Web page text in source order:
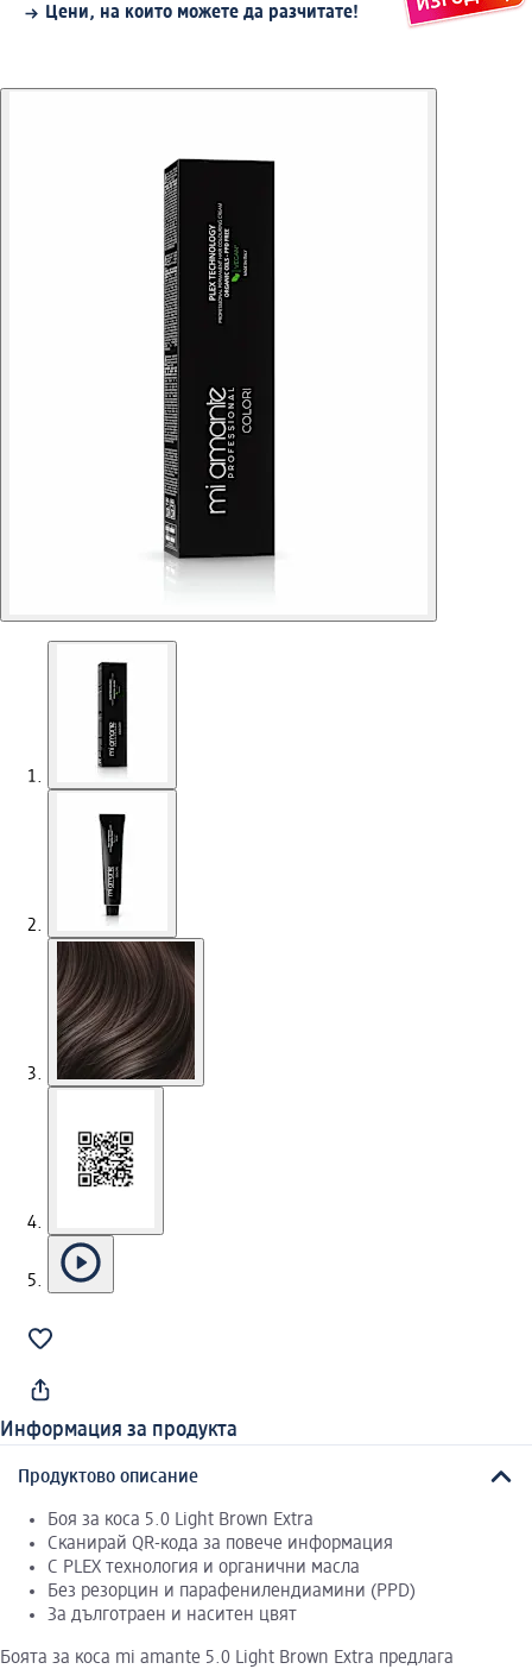
Цени, на които можете да разчитате!
Информация за продукта
Продуктово описание
Боя за коса 5.0 Light Brown Extra
Сканирай QR-кода за повече информация
С PLEX технология и органични масла
Без резорцин и парафенилендиамини (PPD)
За дълготраен и наситен цвят
Боята за коса mi amante 5.0 Light Brown Extra предлага